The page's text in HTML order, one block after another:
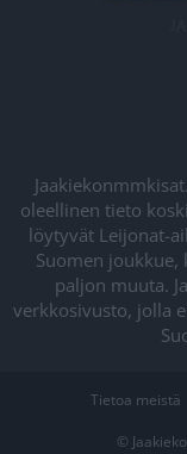
oleellinen tieto
löytyvät Leijonat-
Suomen
paljon muuta.
verkkosivusto, jolla
Tietoa meistä
©